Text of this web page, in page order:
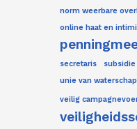
norm weerbare
online haat en
secretaris
subsidie
unie van
veilig